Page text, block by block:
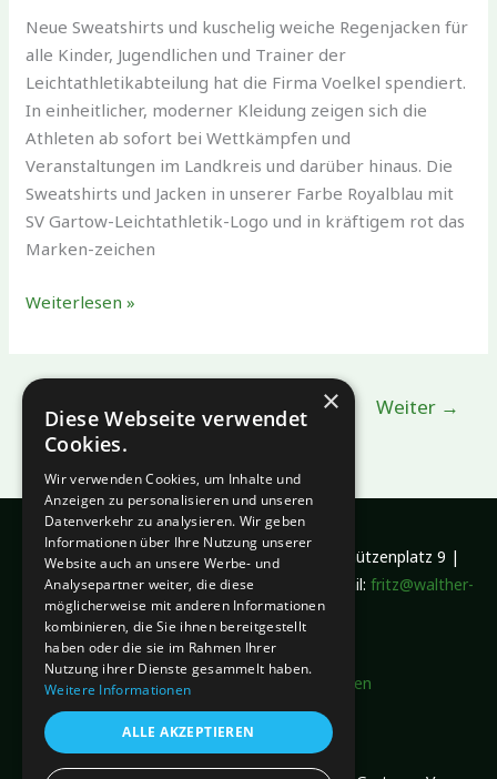
Neue Sweatshirts und kuschelig weiche Regenjacken für
alle Kinder, Jugendlichen und Trainer der
Leichtathletikabteilung hat die Firma Voelkel spendiert.
In einheitlicher, moderner Kleidung zeigen sich die
Athleten ab sofort bei Wettkämpfen und
Veranstaltungen im Landkreis und darüber hinaus. Die
Sweatshirts und Jacken in unserer Farbe Royalblau mit
SV Gartow-Leichtathletik-Logo und in kräftigem rot das
Marken-zeichen
Voelkel
Leichtathletikabteilung
Weiterlesen »
Weiter →
Sportliche Vereinigung Gartow e.V. | Am Schützenplatz 9 |
29471 Gartow | Telefon: 05846-979093| Email: fritz@walther-
gartow.de
Mitgliedschaftsantrag runterladen
Trainingszeiten
×
Diese Webseite verwendet
Cookies.
Wir verwenden Cookies, um Inhalte und
Anzeigen zu personalisieren und unseren
Datenverkehr zu analysieren. Wir geben
Informationen über Ihre Nutzung unserer
Website auch an unsere Werbe- und
Analysepartner weiter, die diese
möglicherweise mit anderen Informationen
kombinieren, die Sie ihnen bereitgestellt
haben oder die sie im Rahmen Ihrer
Nutzung ihrer Dienste gesammelt haben.
Weitere Informationen
ALLE AKZEPTIEREN